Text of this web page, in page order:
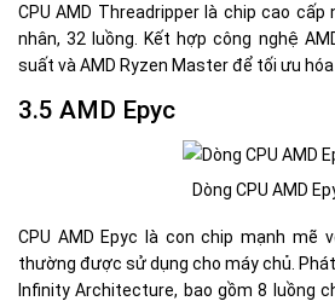
CPU AMD Threadripper là chip cao cấp
nhân, 32 luồng. Kết hợp công nghệ
suất và AMD Ryzen Master để tối ưu
3.5 AMD Epyc
Dòng CPU AMD
CPU AMD Epyc là con chip mạnh mẽ
thường được sử dụng cho máy chủ.
Infinity Architecture, bao gồm 8 luồng